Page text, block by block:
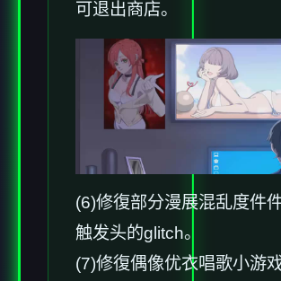
可退出商店。
(6)修復部分漫展混乱度件
触发头的glitch。
(7)修復偶像优衣唱歌小游